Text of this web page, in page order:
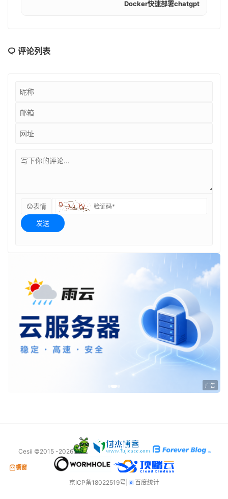
Docker快速部署chatgpt
评论列表
表情
发送
广告
Cesii ©2015 -2026
京ICP备18022519号 百度统计
橱窗